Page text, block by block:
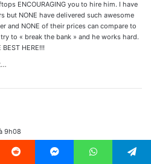
ENCOURAGING you to hire him. I have
but NONE have delivered such awesome
and NONE of their prices can compare to
to « break the bank » and he works hard.
HERE!!!
9h08
popular promotion used for slot games. Free